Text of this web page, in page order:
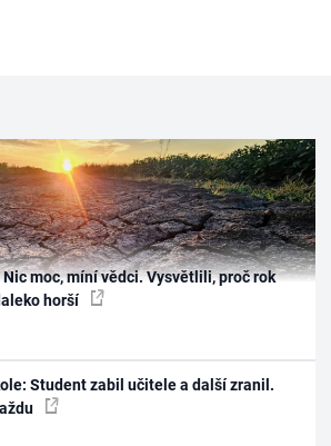
moc, míní vědci. Vysvětlili, proč rok
horší
Student zabil učitele a další zranil.